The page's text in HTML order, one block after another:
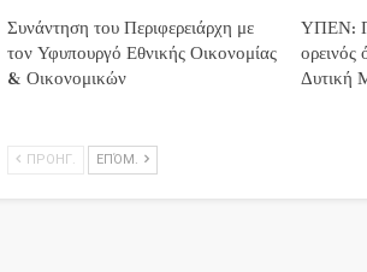
Συνάντηση του Περιφερειάρχη με
τον Υφυπουργό Εθνικής Οικονομίας
& Οικονομικών
ΥΠΕΝ:
ορεινός
Δυτική
ΠΡΟΗΓ. ΕΠΌΜ.